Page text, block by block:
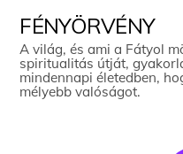
content
FÉNYÖRVÉNY
A világ, és ami a Fátyol
spiritualitás útját,
mindennapi életedben,
mélyebb valóságot.